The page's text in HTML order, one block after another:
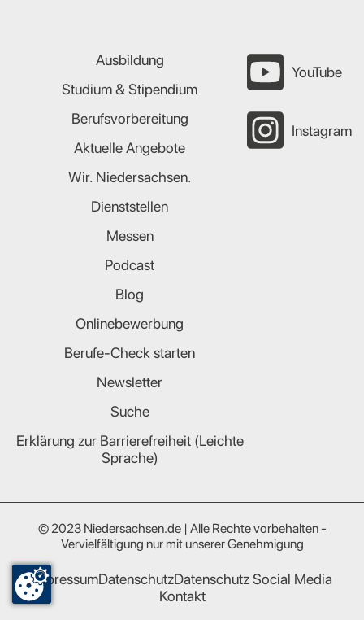
Ausbildung
Studium & Stipendium
Berufsvorbereitung
Aktuelle Angebote
Wir. Niedersachsen.
Dienststellen
Messen
Podcast
Blog
Onlinebewerbung
Berufe-Check starten
Newsletter
Suche
Erklärung zur Barrierefreiheit (Leichte
Sprache)
YouTube
Instagram
© 2023 Niedersachsen.de | Alle Rechte vorbehalten -
Vervielfältigung nur mit unserer Genehmigung
ImpressumDatenschutzDatenschutz Social Media
Kontakt